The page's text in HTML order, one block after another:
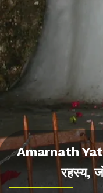
Amarnath
रहस्य,